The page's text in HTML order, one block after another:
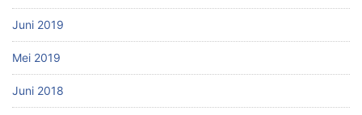
Juni 2019
Mei 2019
Juni 2018